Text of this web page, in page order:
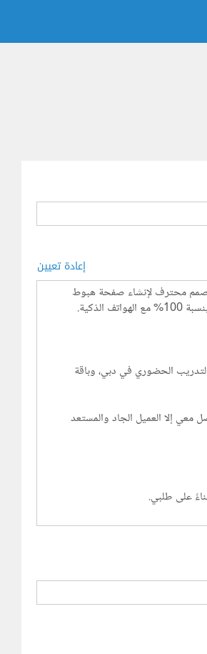
إعادة تعيين